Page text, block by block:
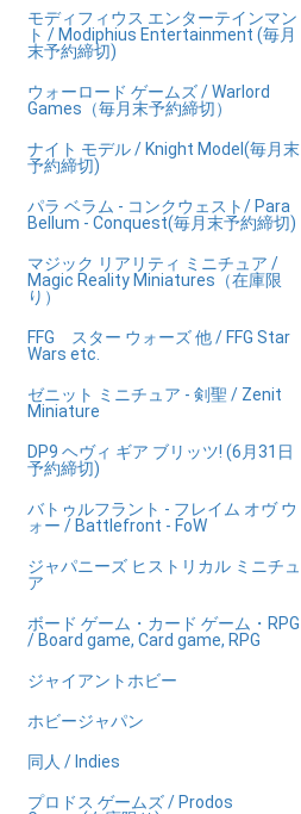
モディフィウス エンターテインマン
ト / Modiphius Entertainment (毎月
末予約締切)
ウォーロード ゲームズ / Warlord
Games（毎月末予約締切）
ナイト モデル / Knight Model(毎月末
予約締切)
パラ ベラム - コンクウェスト/ Para
Bellum - Conquest(毎月末予約締切)
マジック リアリティ ミニチュア /
Magic Reality Miniatures（在庫限
り）
FFG スター ウォーズ 他 / FFG Star
Wars etc.
ゼニット ミニチュア - 剣聖 / Zenit
Miniature
DP9 ヘヴィ ギア ブリッツ! (6月31日
予約締切)
バトゥルフラント - フレイム オヴ ウ
ォー / Battlefront - FoW
ジャパニーズ ヒストリカル ミニチュ
ア
ボード ゲーム・カード ゲーム・RPG
/ Board game, Card game, RPG
ジャイアントホビー
ホビージャパン
同人 / Indies
プロドス ゲームズ / Prodos